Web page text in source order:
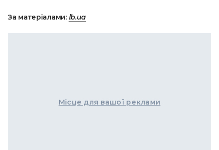
За матеріалами: lb.ua
Місце для вашої реклами